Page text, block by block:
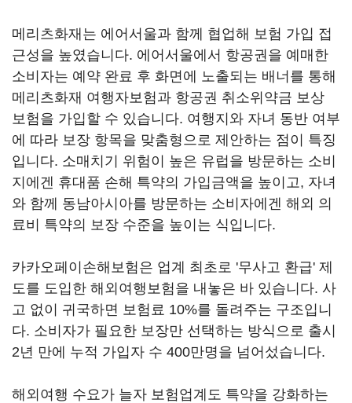
메리츠화재는 에어서울과 함께 협업해 보험 가입 접
근성을 높였습니다. 에어서울에서 항공권을 예매한
소비자는 예약 완료 후 화면에 노출되는 배너를 통해
메리츠화재 여행자보험과 항공권 취소위약금 보상
보험을 가입할 수 있습니다. 여행지와 자녀 동반 여부
에 따라 보장 항목을 맞춤형으로 제안하는 점이 특징
입니다. 소매치기 위험이 높은 유럽을 방문하는 소비
지에겐 휴대품 손해 특약의 가입금액을 높이고, 자녀
와 함께 동남아시아를 방문하는 소비자에겐 해외 의
료비 특약의 보장 수준을 높이는 식입니다.
카카오페이손해보험은 업계 최초로 '무사고 환급' 제
도를 도입한 해외여행보험을 내놓은 바 있습니다. 사
고 없이 귀국하면 보험료 10%를 돌려주는 구조입니
다. 소비자가 필요한 보장만 선택하는 방식으로 출시
2년 만에 누적 가입자 수 400만명을 넘어섰습니다.
해외여행 수요가 늘자 보험업계도 특약을 강화하는